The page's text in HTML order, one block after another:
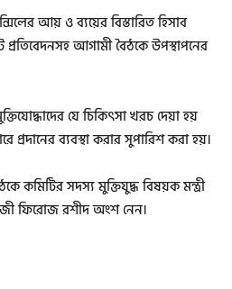
আয় ও ব্যয়ের বিস্তারিত হিসাব
আগামী বৈঠকে উপস্থাপনের
যে চিকিৎসা খরচ দেয়া হয়
প্রদানের ব্যবস্থা করার সুপারিশ করা হয়।
কমিটির সদস্য মুক্তিযুদ্ধ বিষয়ক মন্ত্রী
ফিরোজ রশীদ অংশ নেন।